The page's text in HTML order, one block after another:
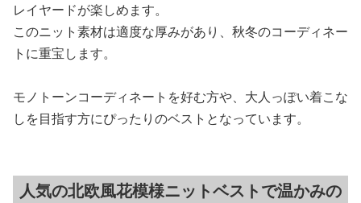
レイヤードが楽しめます。
このニット素材は適度な厚みがあり、秋冬のコーディネー
トに重宝します。
モノトーンコーディネートを好む方や、大人っぽい着こな
しを目指す方にぴったりのベストとなっています。
人気の北欧風花模様ニットベストで温かみの